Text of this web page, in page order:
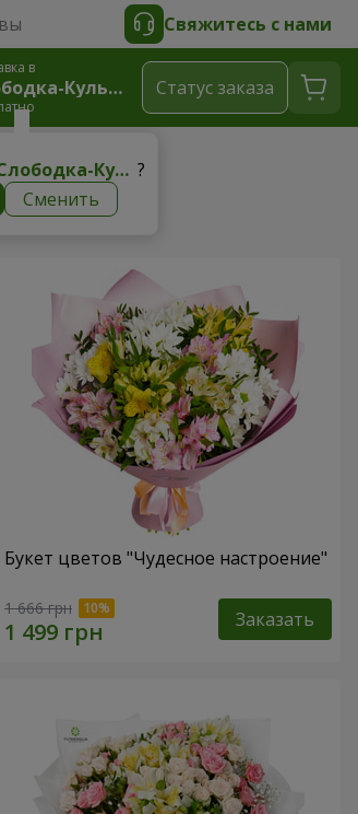
Свяжитесь с нами
в
Слободка-Кульчиевецкая
Слободка-Кульчиевецкая ?
Сменить
Cтатус заказа
Букет цветов "Чудесное настроение"
1 666 грн Заказать